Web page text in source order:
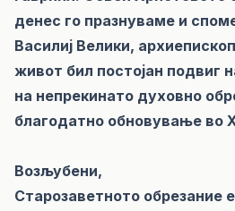
денес го празнуваме и
Василиј Велики,
живот бил постојан подвиг
на непрекинато духовно
благодатно обновување во
Возљубени,
Старозаветното обрезание